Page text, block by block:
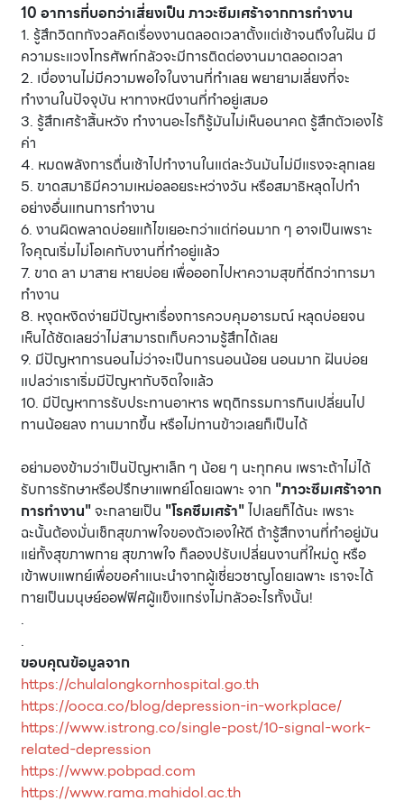
10 อาการที่บอกว่าเสี่ยงเป็น ภาวะซึมเศร้าจากการทำงาน
1. รู้สึกวิตกกังวลคิดเรื่องงานตลอดเวลาตั้งแต่เช้าจนถึงในฝัน มี
ความระแวงโทรศัพท์กลัวจะมีการติดต่องานมาตลอดเวลา
2. เบื่องานไม่มีความพอใจในงานที่ทำเลย พยายามเลี่ยงที่จะ
ทำงานในปัจจุบัน หาทางหนีงานที่ทำอยู่เสมอ
3. รู้สึกเศร้าสิ้นหวัง ทำงานอะไรก็รู้มันไม่เห็นอนาคต รู้สึกตัวเองไร้
ค่า
4. หมดพลังการตื่นเช้าไปทำงานในแต่ละวันมันไม่มีแรงจะลุกเลย
5. ขาดสมาธิมีความเหม่อลอยระหว่างวัน หรือสมาธิหลุดไปทำ
อย่างอื่นแทนการทำงาน
6. งานผิดพลาดบ่อยแก้ไขเยอะกว่าแต่ก่อนมาก ๆ อาจเป็นเพราะ
ใจคุณเริ่มไม่โอเคกับงานที่ทำอยู่แล้ว
7. ขาด ลา มาสาย หายบ่อย เพื่อออกไปหาความสุขที่ดีกว่าการมา
ทำงาน
8. หงุดหงิดง่ายมีปัญหาเรื่องการควบคุมอารมณ์ หลุดบ่อยจน
เห็นได้ชัดเลยว่าไม่สามารถเก็บความรู้สึกได้เลย
9. มีปัญหาการนอนไม่ว่าจะเป็นการนอนน้อย นอนมาก ฝันบ่อย
แปลว่าเราเริ่มมีปัญหากับจิตใจแล้ว
10. มีปัญหาการรับประทานอาหาร พฤติกรรมการกินเปลี่ยนไป
ทานน้อยลง ทานมากขึ้น หรือไม่ทานข้าวเลยก็เป็นได้
อย่ามองข้ามว่าเป็นปัญหาเล็ก ๆ น้อย ๆ นะทุกคน เพราะถ้าไม่ได้
รับการรักษาหรือปรึกษาแพทย์โดยเฉพาะ จาก "ภาวะซึมเศร้าจาก
การทำงาน"จะกลายเป็น "โรคซึมเศร้า"ไปเลยก็ได้นะ เพราะ
ฉะนั้นต้องมั่นเช็กสุขภาพใจของตัวเองให้ดี ถ้ารู้สึกงานที่ทำอยู่มัน
แย่ทั้งสุขภาพกาย สุขภาพใจ ก็ลองปรับเปลี่ยนงานที่ใหม่ดู หรือ
เข้าพบแพทย์เพื่อขอคำแนะนำจากผู้เชี่ยวชาญโดยเฉพาะ เราจะได้
กายเป็นมนุษย์ออฟฟิศผู้แข็งแกร่งไม่กลัวอะไรทั้งนั้น!
.
.
ขอบคุณข้อมูลจาก
https://chulalongkornhospital.go.th
https://ooca.co/blog/depression-in-workplace/
https://www.istrong.co/single-post/10-signal-work-
related-depression
https://www.pobpad.com
https://www.rama.mahidol.ac.th